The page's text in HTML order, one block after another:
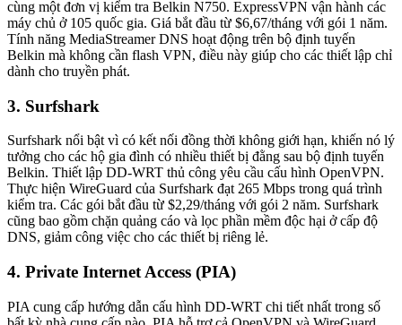
cùng một đơn vị kiểm tra Belkin N750. ExpressVPN vận hành các
máy chủ ở 105 quốc gia. Giá bắt đầu từ $6,67/tháng với gói 1 năm.
Tính năng MediaStreamer DNS hoạt động trên bộ định tuyến
Belkin mà không cần flash VPN, điều này giúp cho các thiết lập chỉ
dành cho truyền phát.
3. Surfshark
Surfshark nổi bật vì có kết nối đồng thời không giới hạn, khiến nó lý
tưởng cho các hộ gia đình có nhiều thiết bị đằng sau bộ định tuyến
Belkin. Thiết lập DD-WRT thủ công yêu cầu cấu hình OpenVPN.
Thực hiện WireGuard của Surfshark đạt 265 Mbps trong quá trình
kiểm tra. Các gói bắt đầu từ $2,29/tháng với gói 2 năm. Surfshark
cũng bao gồm chặn quảng cáo và lọc phần mềm độc hại ở cấp độ
DNS, giảm công việc cho các thiết bị riêng lẻ.
4. Private Internet Access (PIA)
PIA cung cấp hướng dẫn cấu hình DD-WRT chi tiết nhất trong số